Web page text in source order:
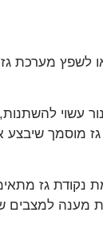
לשפץ מערכת
להשתנות,
מוסמך שיבצע
נקודת גז
מענה